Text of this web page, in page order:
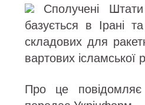
Сполучені
базується в Ірані
складових для
вартових ісламської
Про це повідомляє